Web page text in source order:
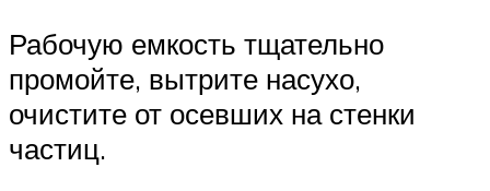
Рабочую емкость тщательно
промойте, вытрите насухо,
очистите от осевших на стенки
частиц.